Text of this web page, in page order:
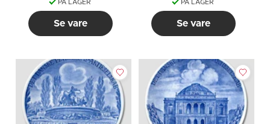
PÅ LAGER
Se vare
PÅ LAGER
Se vare